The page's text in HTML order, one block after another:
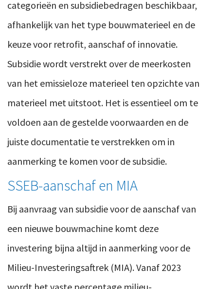
categorieën en subsidiebedragen beschikbaar,
afhankelijk van het type bouwmaterieel en de
keuze voor retrofit, aanschaf of innovatie.
Subsidie wordt verstrekt over de meerkosten
van het emissieloze materieel ten opzichte van
materieel met uitstoot. Het is essentieel om te
voldoen aan de gestelde voorwaarden en de
juiste documentatie te verstrekken om in
aanmerking te komen voor de subsidie.
SSEB-aanschaf en MIA
Bij aanvraag van subsidie voor de aanschaf van
een nieuwe bouwmachine komt deze
investering bijna altijd in aanmerking voor de
Milieu-Investeringsaftrek (MIA). Vanaf 2023